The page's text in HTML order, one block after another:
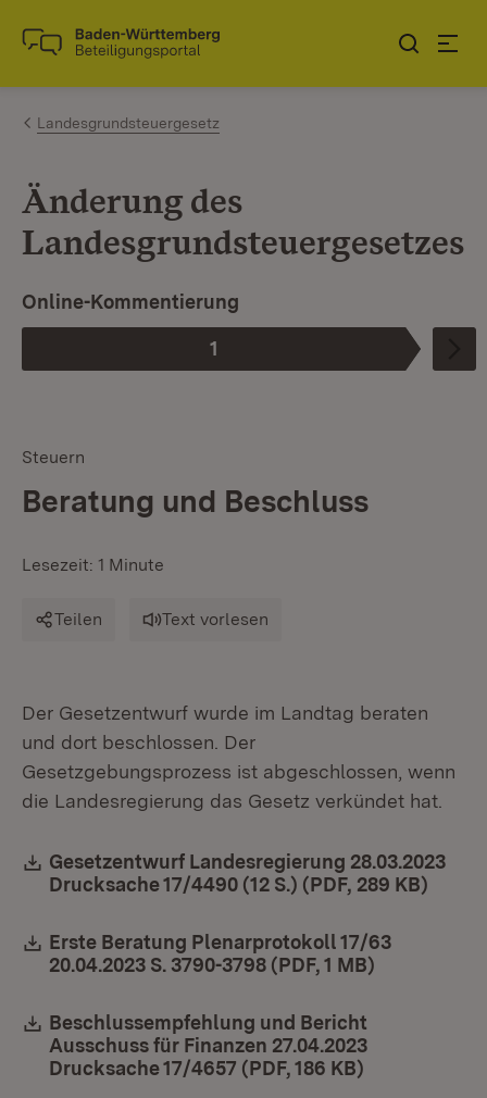
Zum Inhalt springen
Link zur Startseite
Landesgrundsteuergesetz
Änderung des
Landesgrundsteuergesetzes
Phase
1
:
Online-Kommentierung
Steuern
Beratung und Beschluss
Lesezeit: 1 Minute
Teilen Text vorlesen
Der Gesetzentwurf wurde im Landtag beraten
und dort beschlossen. Der
Gesetzgebungsprozess ist abgeschlossen, wenn
die Landesregierung das Gesetz verkündet hat.
Download:
Gesetzentwurf Landesregierung 28.03.2023
Drucksache 17/4490 (12 S.) (PDF, 289 KB)
Download:
Erste Beratung Plenarprotokoll 17/63
20.04.2023 S. 3790-3798 (PDF, 1 MB)
Download:
Beschlussempfehlung und Bericht
Ausschuss für Finanzen 27.04.2023
Drucksache 17/4657 (PDF, 186 KB)